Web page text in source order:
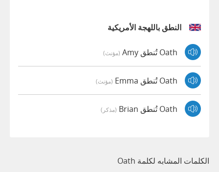
النطق باللهجة الأمريكية
Oath تُنطق Amy (مؤنث)
Oath تُنطق Emma (مؤنث)
Oath تُنطق Brian (مذكر)
الكلمات المشابه لكلمة Oath